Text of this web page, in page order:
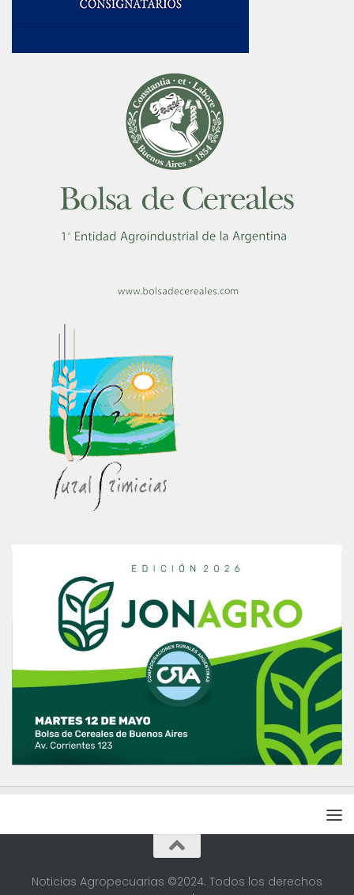
Noticias Agropecuarias ©2024. Todos los derechos